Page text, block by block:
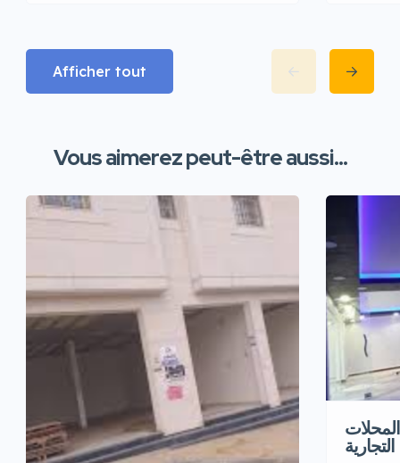
Afficher tout
Vous aimerez peut-être aussi...
التجارية